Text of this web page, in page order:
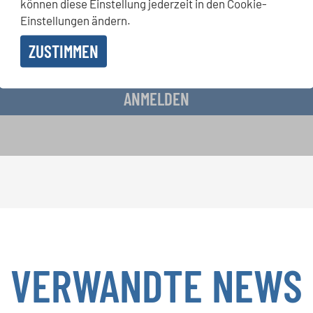
können diese Einstellung jederzeit in den Cookie-
Einstellungen ändern.
ZUSTIMMEN
des Newsletters einverstanden und akzeptiere die
ANMELDEN
VERWANDTE NEWS